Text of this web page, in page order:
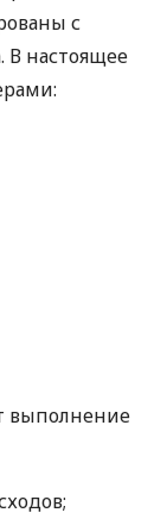
с
настоящее
выполнение